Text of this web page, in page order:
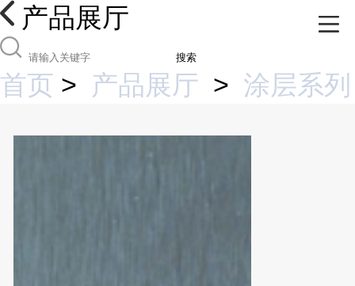
产品展厅
搜索
首页 > 产品展厅 > 涂层系列